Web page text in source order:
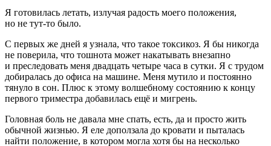
Я готовилась летать, излучая радость моего положения,
но не тут-то было.
С первых же дней я узнала, что такое токсикоз. Я бы никогда
не поверила, что тошнота может накатывать внезапно
и преследовать меня двадцать четыре часа в сутки. Я с трудом
добиралась до офиса на машине. Меня мутило и постоянно
тянуло в сон. Плюс к этому волшебному состоянию к концу
первого триместра добавилась ещё и мигрень.
Головная боль не давала мне спать, есть, да и просто жить
обычной жизнью. Я еле доползала до кровати и пыталась
найти положение, в котором могла хотя бы на несколько